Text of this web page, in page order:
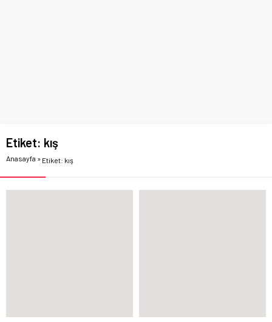
Etiket: kış
Anasayfa » Etiket: kış